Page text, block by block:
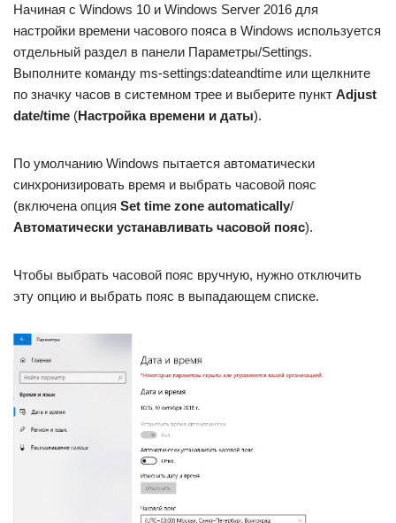
Начиная с Windows 10 и Windows Server 2016 для
настройки времени часового пояса в Windows используется
отдельный раздел в панели Параметры/Settings.
Выполните команду ms-settings:dateandtime или щелкните
по значку часов в системном трее и выберите пункт Adjust
date/time (Настройка времени и даты).
По умолчанию Windows пытается автоматически
синхронизировать время и выбрать часовой пояс
(включена опция Set time zone automatically/
Автоматически устанавливать часовой пояс).
Чтобы выбрать часовой пояс вручную, нужно отключить
эту опцию и выбрать пояс в выпадающем списке.